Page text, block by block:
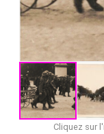
Cliquez sur